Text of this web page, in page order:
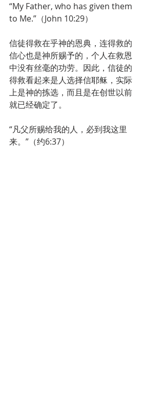
“My Father, who has given them
to Me.”（John 10:29）
信徒得救在乎神的恩典，连得救的
信心也是神所赐予的，个人在救恩
中没有丝毫的功劳。因此，信徒的
得救看起来是人选择信耶稣，实际
上是神的拣选，而且是在创世以前
就已经确定了。
“凡父所赐给我的人，必到我这里
来。”（约6:37）